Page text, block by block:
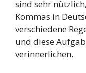
sind sehr
Kommas in
verschiedene
und diese
verinnerlichen.